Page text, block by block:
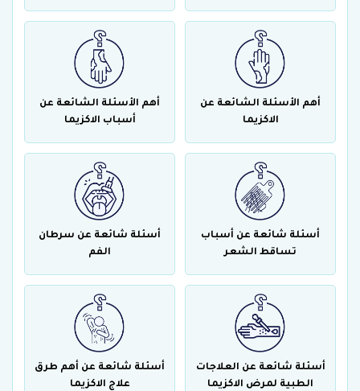
أهم الأسئلة الشائعة عن
الاكزيما
أهم الأسئلة الشائعة عن
أسباب الاكزيما
أسئلة شائعة عن أسباب
تساقط الشعر
أسئلة شائعة عن سرطان
الفم
أسئلة شائعة عن العلاجات
الطبية لمرض الاكزيما
أسئلة شائعة عن أهم طرق
علاج الاكزيما